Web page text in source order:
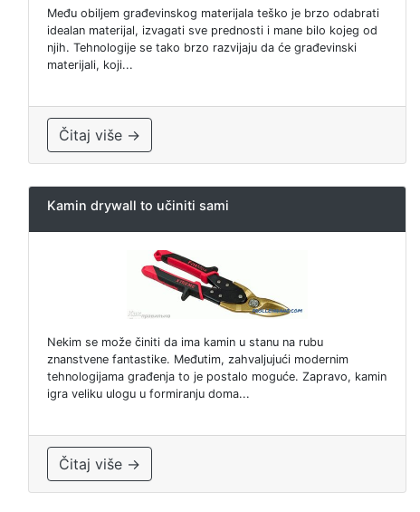
Među obiljem građevinskog materijala teško je brzo odabrati
idealan materijal, izvagati sve prednosti i mane bilo kojeg od
njih. Tehnologije se tako brzo razvijaju da će građevinski
materijali, koji...
Čitaj više →
Kamin drywall to učiniti sami
Nekim se može činiti da ima kamin u stanu na rubu
znanstvene fantastike. Međutim, zahvaljujući modernim
tehnologijama građenja to je postalo moguće. Zapravo, kamin
igra veliku ulogu u formiranju doma...
Čitaj više →